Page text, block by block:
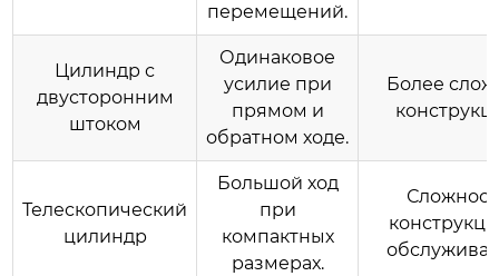
перемещений.
Цилиндр с
двусторонним
штоком
Одинаковое
усилие при
прямом и
обратном ходе.
Более
Телескопический
цилиндр
Большой ход
при
компактных
размерах.